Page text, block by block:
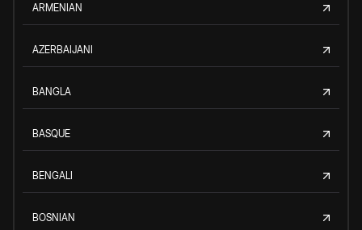
ARMENIAN
AZERBAIJANI
BANGLA
BASQUE
BENGALI
BOSNIAN